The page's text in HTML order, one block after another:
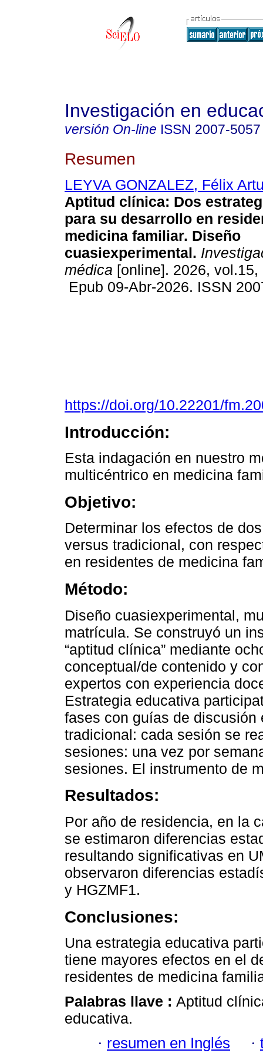
Investigación en
versión On-line ISSN 2007-5057
Resumen
LEYVA GONZALEZ, Félix
Aptitud clínica: Dos
para su desarrollo en
medicina familiar. Diseño
cuasiexperimental.
médica [online]. 2026,
Epub 09-Abr-2026. ISSN
https://doi.org/10.22201/
Introducción:
Esta indagación en nuestro
multicéntrico en medicina
Objetivo:
Determinar los efectos de
versus tradicional, con
en residentes de medicina
Método:
Diseño cuasiexperimental,
matrícula. Se construyó un
“aptitud clínica” mediante
conceptual/de contenido y
expertos con experiencia
Estrategia educativa
fases con guías de discusión
tradicional: cada sesión se
sesiones: una vez por
sesiones. El instrumento de
Resultados:
Por año de residencia, en la
se estimaron diferencias
resultando significativas en
observaron diferencias
y HGZMF1.
Conclusiones:
Una estrategia educativa
tiene mayores efectos en el
residentes de medicina
Palabras llave : Aptitud
educativa.
· resumen en Inglés ·